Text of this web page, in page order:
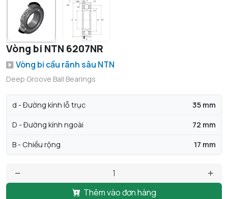
Vòng bi NTN 6207NR
Vòng bi cầu rãnh sâu NTN
Deep Groove Ball Bearings
d - Đường kính lỗ trục 35 mm
D - Đường kính ngoài 72 mm
B - Chiều rộng 17 mm
Thêm vào đơn hàng